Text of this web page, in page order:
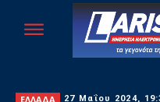
ΕΛΛΑΔΑ 27 Μαΐου 2024,